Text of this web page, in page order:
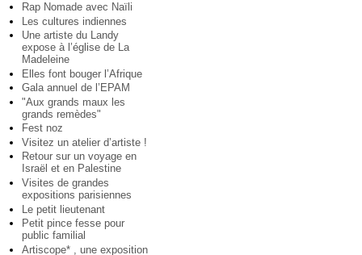
Rap Nomade avec Naïli
Les cultures indiennes
Une artiste du Landy
expose à l’église de La
Madeleine
Elles font bouger l’Afrique
Gala annuel de l’EPAM
"Aux grands maux les
grands remèdes"
Fest noz
Visitez un atelier d’artiste !
Retour sur un voyage en
Israël et en Palestine
Visites de grandes
expositions parisiennes
Le petit lieutenant
Petit pince fesse pour
public familial
Artiscope* , une exposition